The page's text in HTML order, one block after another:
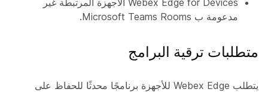
Webex Edge for Devices الأجهزة المرتبطة غير
مدعومة ب Microsoft Teams Rooms.
متطلبات ترقية البرامج
يتطلب Webex Edge للأجهزة برنامجًا محدثًا للحفاظ على